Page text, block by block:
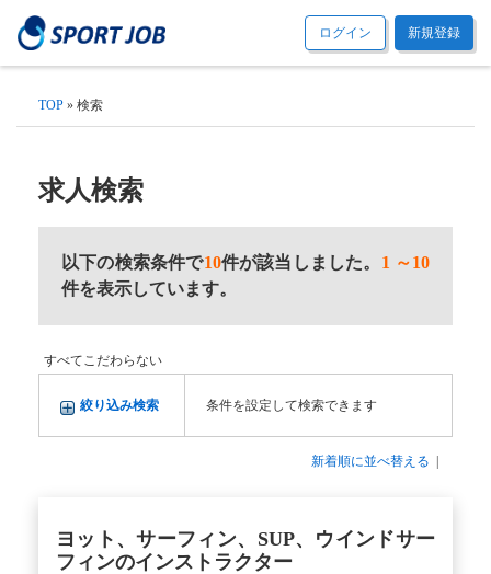
ログイン 新規登録
TOP » 検索
求人検索
以下の検索条件で10件が該当しました。 1 ～10
件を表示しています。
すべてこだわらない
絞り込み検索 条件を設定して検索できます
新着順に並べ替える
ヨット、サーフィン、SUP、ウインドサー
フィンのインストラクター